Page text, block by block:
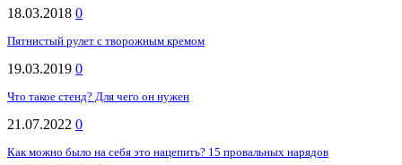
18.03.2018 0
Пятнистый рулет с творожным кремом
19.03.2019 0
Что такое стенд? Для чего он нужен
21.07.2022 0
Как можно было на себя это нацепить? 15 провальных нарядов